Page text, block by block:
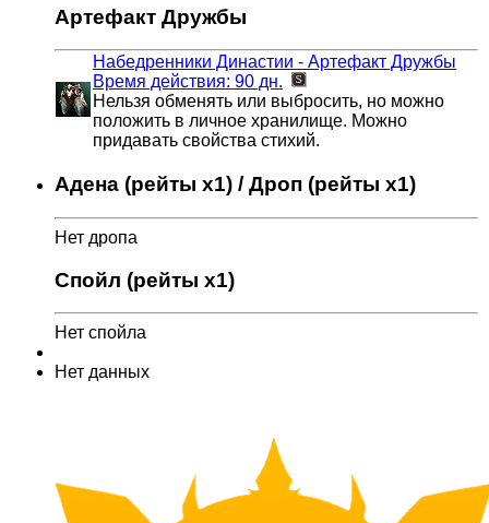
Артефакт Дружбы
Набедренники Династии - Артефакт Дружбы
Время действия: 90 дн.
Нельзя обменять или выбросить, но можно
положить в личное хранилище. Можно
придавать свойства стихий.
Адена (рейты x1) / Дроп (рейты x1)
Нет дропа
Спойл (рейты x1)
Нет спойла
Нет данных